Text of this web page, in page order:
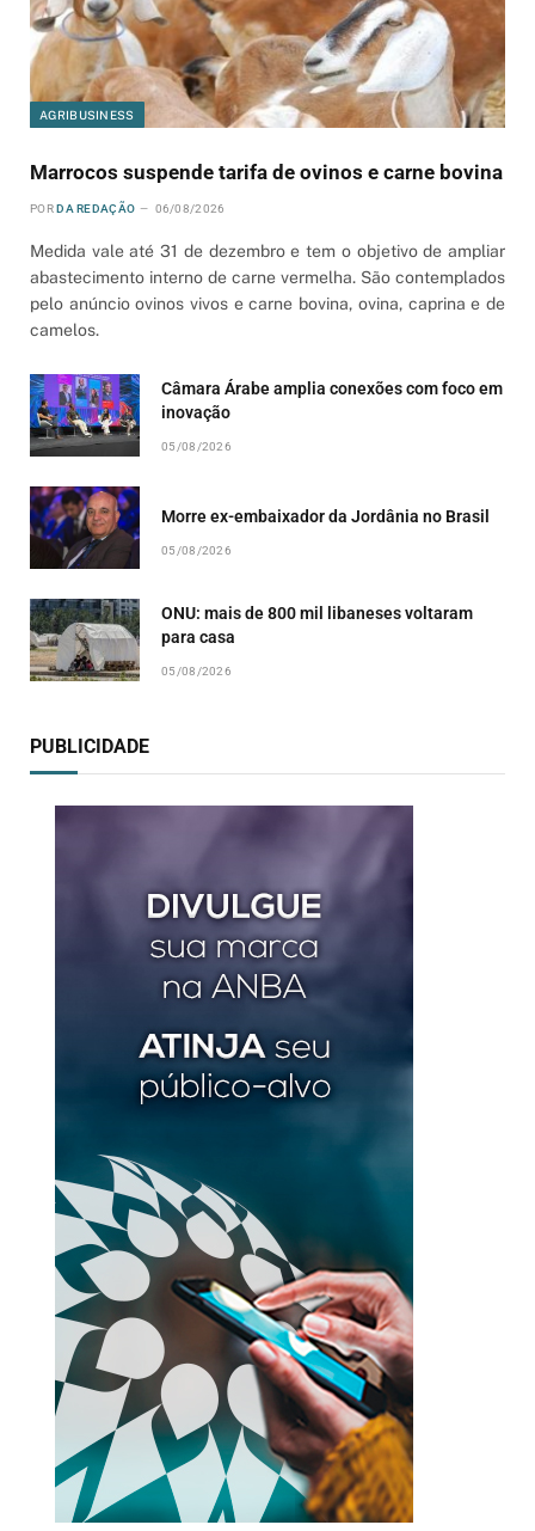
AGRIBUSINESS
Marrocos suspende tarifa de ovinos e carne bovina
POR DA REDAÇÃO 06/08/2026
Medida vale até 31 de dezembro e tem o objetivo de ampliar
abastecimento interno de carne vermelha. São contemplados
pelo anúncio ovinos vivos e carne bovina, ovina, caprina e de
camelos.
Câmara Árabe amplia conexões com foco em
inovação
05/08/2026
Morre ex-embaixador da Jordânia no Brasil
05/08/2026
ONU: mais de 800 mil libaneses voltaram
para casa
05/08/2026
PUBLICIDADE